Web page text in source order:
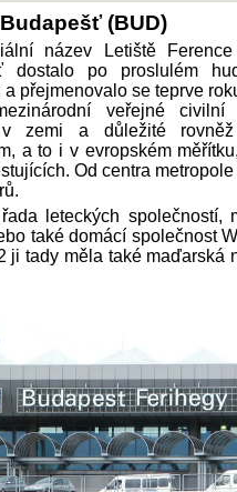
(BUD)
název Letiště
dostalo po proslulém
přejmenovalo se teprve
veřejné civilní
v zemi a důležité
a to i v evropském
Od centra
leteckých společností,
také domácí společnost
ji tady měla také maďarská